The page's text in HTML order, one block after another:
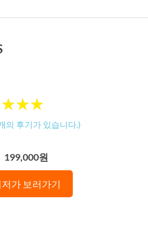
★★★
★★★
의 후기가 있습니다.)
199,000원
저가 보러가기